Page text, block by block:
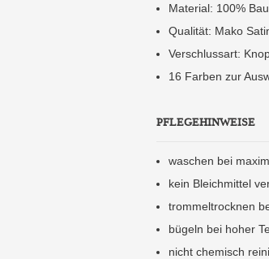
Material: 100%
Qualität: Mako
Verschlussart:
16 Farben zur
PFLEGEHINWEISE
waschen bei
kein Bleichmittel
trommeltrocknen
bügeln bei hoher
nicht chemisch